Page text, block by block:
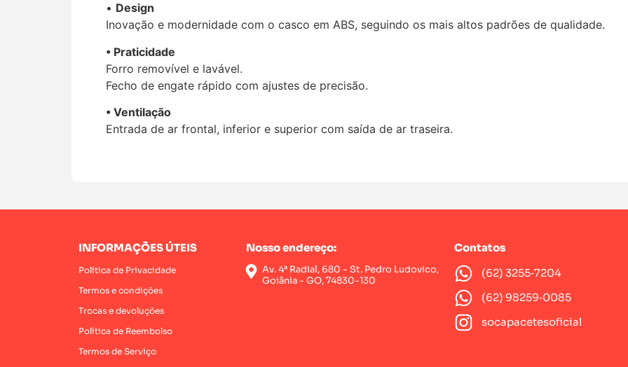
• Design
Inovação e modernidade com o casco em ABS, seguindo os mais altos padrões de qualidade.
• Praticidade
Forro removível e lavável.
Fecho de engate rápido com ajustes de precisão.
• Ventilação
Entrada de ar frontal, inferior e superior com saída de ar traseira.
INFORMAÇÕES ÚTEIS
Política de Privacidade
Termos e condições
Trocas e devoluções
Política de Reembolso
Termos de Serviço
Nosso endereço:
Av. 4ª Radial, 680 - St. Pedro Ludovico,
Goiânia - GO, 74830-130
Contatos
(62) 3255‑7204‬
(62) 98259‑0085‬
socapacetesoficial